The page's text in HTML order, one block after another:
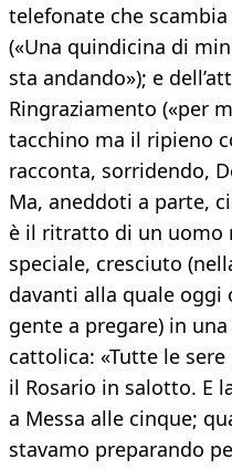
telefonate che
(«Una quindicina di
sta andando»); e
Ringraziamento («per
tacchino ma il ripieno
racconta, sorridendo,
Ma, aneddoti a parte,
è il ritratto di un uomo
speciale, cresciuto
davanti alla quale
gente a pregare) in
cattolica: «Tutte le
il Rosario in salotto. E
a Messa alle cinque;
stavamo preparando